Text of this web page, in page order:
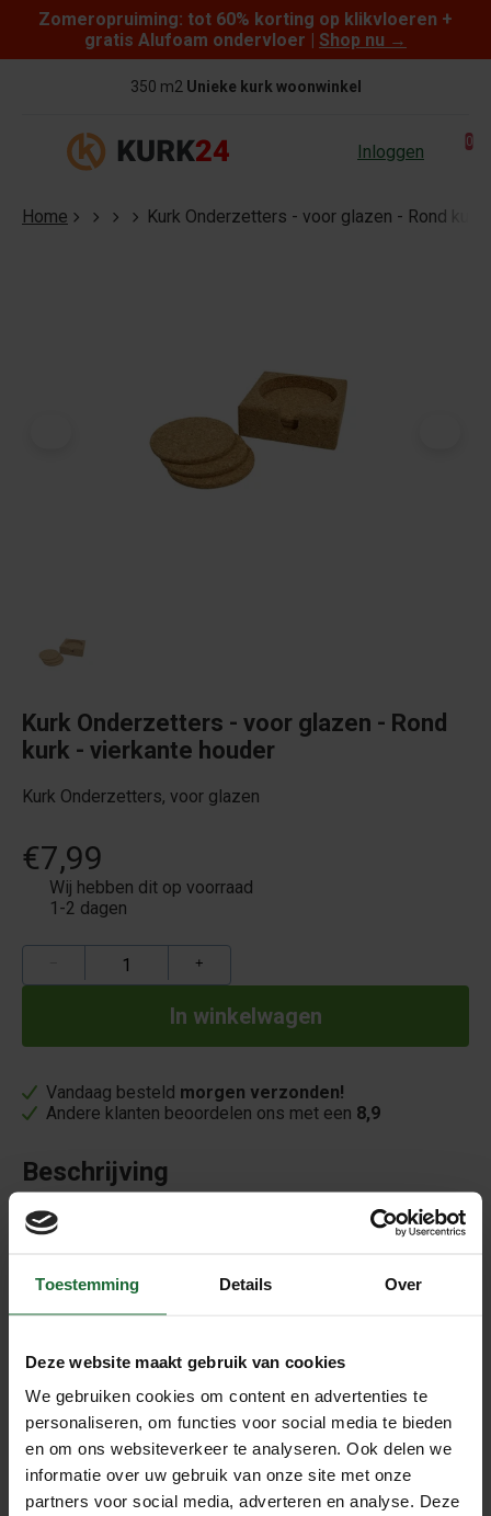
Toestemming Details Over
Deze website maakt gebruik van cookies
We gebruiken cookies om content en advertenties te
personaliseren, om functies voor social media te bieden
en om ons websiteverkeer te analyseren. Ook delen we
informatie over uw gebruik van onze site met onze
partners voor social media, adverteren en analyse. Deze
Skip to content
Zomeropruiming: tot 60% korting op klikvloeren +
gratis Alufoam ondervloer | Shop nu →
350 m2 Unieke kurk woonwinkel
Inloggen 0
Home Kurk Onderzetters - voor glazen - Rond kurk
Kurk Onderzetters - voor glazen - Rond
kurk - vierkante houder
Kurk Onderzetters, voor glazen
€7,99
Wij hebben dit op voorraad
1-2 dagen
+
Vandaag besteld morgen verzonden!
Andere klanten beoordelen ons met een 8,9
Beschrijving
Zet van zes onderzetters in een kurken houder.
Diameter is 9cm
Kurk onderzetters voor glazen en
mokken
uw interieur tegen hete koffie kopjes, theemokken en ook
glazen fris of water. Deze set van 6 praktische
onderzetters komt met een handige container waar ze in
opgeborgen kunnen worden als ze niet in gebruik zijn. De
onderzetters zijn van hoogwaardige kwaliteit kurk en